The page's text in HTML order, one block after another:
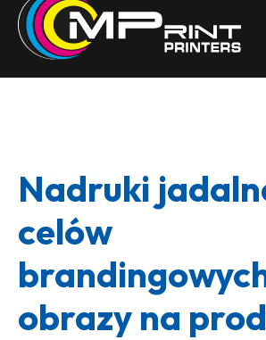
Nadruki
celów
obrazy na